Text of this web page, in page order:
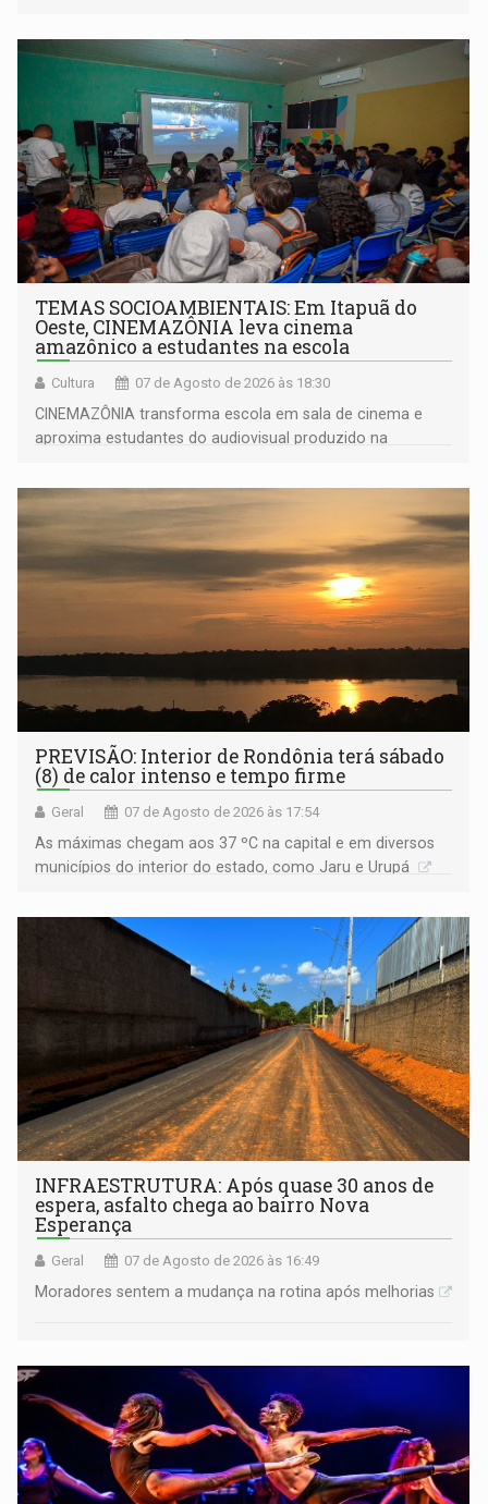
TEMAS SOCIOAMBIENTAIS: Em Itapuã do
Oeste, CINEMAZÔNIA leva cinema
amazônico a estudantes na escola
Cultura 07 de Agosto de 2026 às 18:30
CINEMAZÔNIA transforma escola em sala de cinema e
aproxima estudantes do audiovisual produzido na
PREVISÃO: Interior de Rondônia terá sábado
(8) de calor intenso e tempo firme
Geral 07 de Agosto de 2026 às 17:54
As máximas chegam aos 37 ºC na capital e em diversos
municípios do interior do estado, como Jaru e Urupá
INFRAESTRUTURA: Após quase 30 anos de
espera, asfalto chega ao bairro Nova
Esperança
Geral 07 de Agosto de 2026 às 16:49
Moradores sentem a mudança na rotina após melhorias